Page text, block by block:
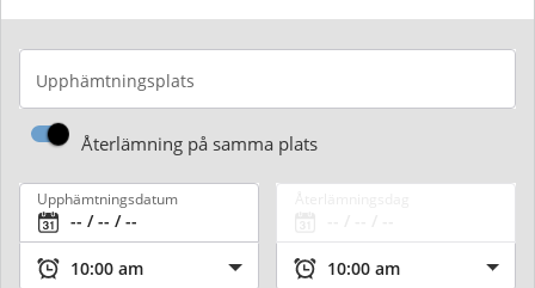
Upphämtningsplats
Återlämning på samma plats
Upphämtningsdatum